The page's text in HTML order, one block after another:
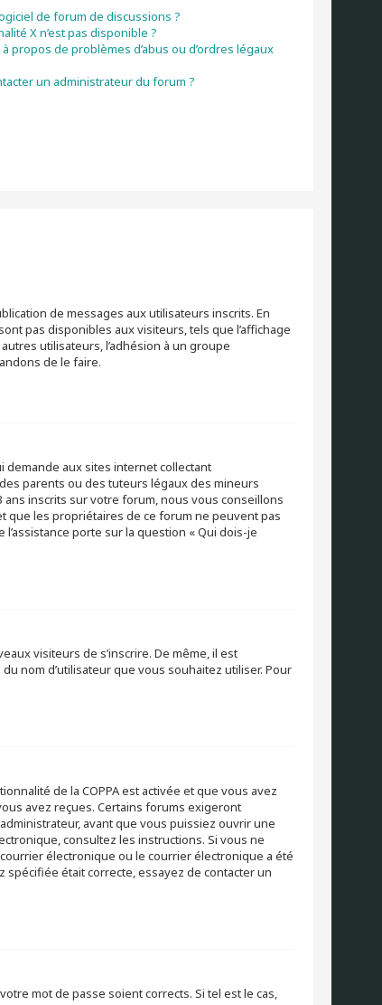
de forum de discussions ?
X n’est pas disponible ?
propos de problèmes d’abus ou d’ordres légaux
un administrateur du forum ?
de messages aux utilisateurs inscrits. En
pas disponibles aux visiteurs, tels que l’affichage
utilisateurs, l’adhésion à un groupe
de le faire.
demande aux sites internet collectant
parents ou des tuteurs légaux des mineurs
ans inscrits sur votre forum, nous vous conseillons
que les propriétaires de ce forum ne peuvent pas
porte sur la question « Qui dois-je
visiteurs de s’inscrire. De même, il est
nom d’utilisateur que vous souhaitez utiliser. Pour
de la COPPA est activée et que vous avez
avez reçues. Certains forums exigeront
avant que vous puissiez ouvrir une
consultez les instructions. Si vous ne
électronique ou le courrier électronique a été
était correcte, essayez de contacter un
mot de passe soient corrects. Si tel est le cas,